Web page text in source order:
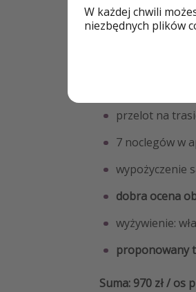
SPRAWDŹ
przelot na
7 noclegów w
wypożyczenie
dobra ocena
wyżywienie:
proponowany
Suma: 970 zł / os
W każdej chwili
niezbędnych plików